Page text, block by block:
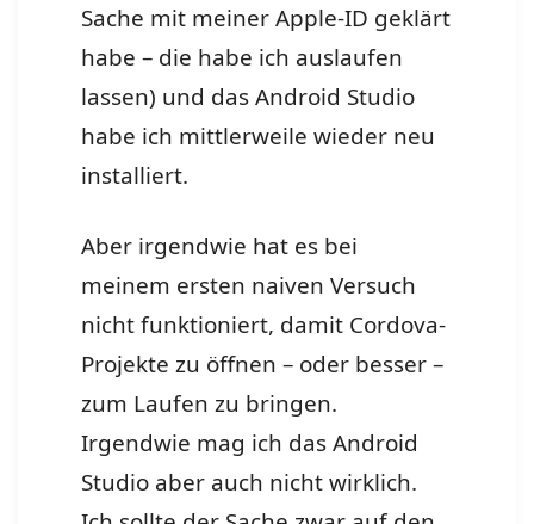
Sache mit meiner Apple-ID geklärt
habe – die habe ich auslaufen
lassen) und das Android Studio
habe ich mittlerweile wieder neu
installiert.
Aber irgendwie hat es bei
meinem ersten naiven Versuch
nicht funktioniert, damit Cordova-
Projekte zu öffnen – oder besser –
zum Laufen zu bringen.
Irgendwie mag ich das Android
Studio aber auch nicht wirklich.